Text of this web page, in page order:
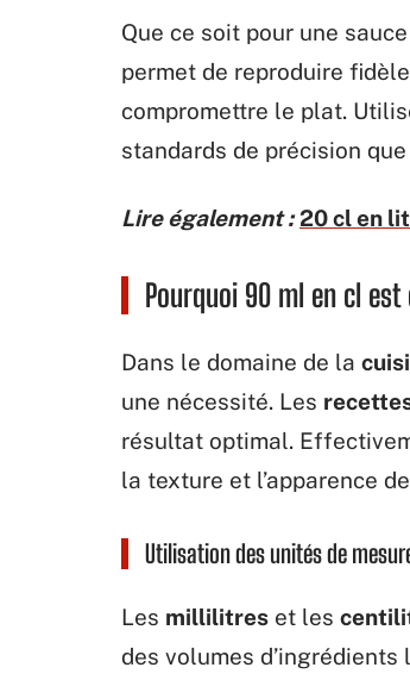
Que ce soit pour une
permet de reproduire
compromettre le plat.
standards de précision
Lire également : 20 cl en
Pourquoi 90 ml en cl
Dans le domaine de la
une nécessité. Les
résultat optimal.
la texture et l’apparence
Utilisation des unités de
Les millilitres et les
des volumes d’ingrédients